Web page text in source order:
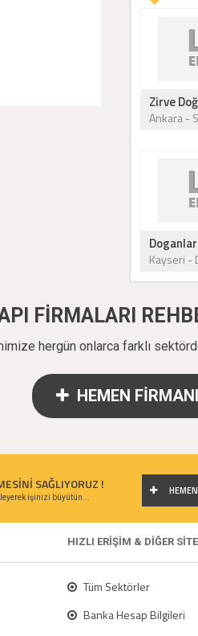
Zirve
Ankara -
Kayseri -
FİRMALARI
hergün onlarca farklı
HEMEN
SAĞLIYORUZ !
işinizi büyütün...
HIZLI ERİŞİM & DİĞER
Tüm Sektörler
Banka Hesap Bilgileri